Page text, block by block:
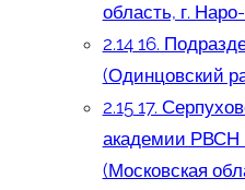
область, г.
2.1416.
(Одинцовский
2.1517.
академии РВСН
(Московская